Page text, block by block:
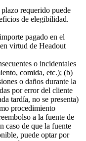
requerido puede
de elegibilidad.
pagado en el
virtud de Headout
o incidentales
comida, etc.); (b)
o daños durante la
por error del cliente
tardía, no se presenta)
procedimiento
a la fuente de
caso de que la fuente
puede optar por